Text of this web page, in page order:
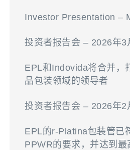
Investor Presentation –
投资者报告会 – 2026年3
EPL和Indovida将合并，
品包装领域的领导者
投资者报告会 – 2026年2
EPL的r-Platina包装管已
PPWR的要求，并达到